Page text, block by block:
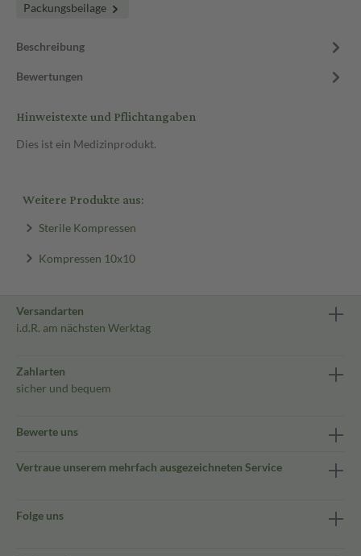
Packungsbeilage
Beschreibung
Bewertungen
Hinweistexte und Pflichtangaben
Dies ist ein Medizinprodukt.
Weitere Produkte aus:
Sterile Kompressen
Kompressen 10x10
Versandarten
i.d.R. am nächsten Werktag
Zahlarten
sicher und bequem
Bewerte uns
Vertraue unserem mehrfach ausgezeichneten Service
Folge uns